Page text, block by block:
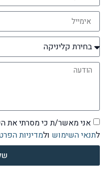
אני מאשר/ת כי מסרתי את
לתנאי השימוש ולמדיניות